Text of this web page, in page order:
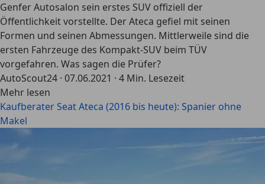
Genfer Autosalon sein erstes SUV offiziell der
Öffentlichkeit vorstellte. Der Ateca gefiel mit seinen
Formen und seinen Abmessungen. Mittlerweile sind die
ersten Fahrzeuge des Kompakt-SUV beim TÜV
vorgefahren. Was sagen die Prüfer?
AutoScout24 · 07.06.2021 · 4 Min. Lesezeit
Mehr lesen
Kaufberater Seat Ateca (2016 bis heute): Spanier ohne
Makel